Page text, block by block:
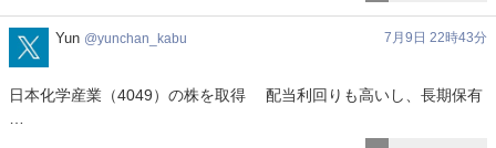
yunchan_kabu
Yun yunchan_kabu 7月9日 22時43分
日本化学産業（4049）の株を取得 配当利回りも高いし、長期保有